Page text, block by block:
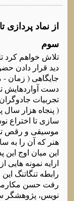
از نماد
سوم
تلاش خواهم کرد
دید قرار دادن
جایگاهی ( زمان -
دست آواردهایش
تجربیات
( پنجاه هزار سال
سازی تا اختراع
موسیقی و رقص
هنر که آن را به
این میان اوج این
ارایه نمونه هایی
رابطه تنگاتنگ
رفت حسن
نویس، پژوهشگر